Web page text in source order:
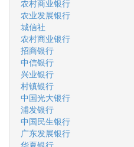
农村商业银行
农业发展银行
城信社
农村商业银行
招商银行
中信银行
兴业银行
村镇银行
中国光大银行
浦发银行
中国民生银行
广东发展银行
华夏银行